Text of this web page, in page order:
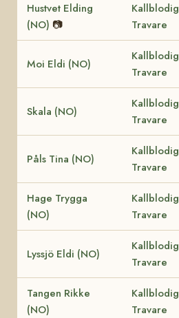
Hustvet Elding
(NO) 📷
Kallblodig
Travare
Moi Eldi (NO)
Kallblodig
Travare
Skala (NO)
Kallblodig
Travare
Påls Tina (NO)
Kallblodig
Travare
Hage Trygga
(NO)
Kallblodig
Travare
Lyssjö Eldi (NO)
Kallblodig
Travare
Tangen Rikke
(NO)
Kallblodig
Travare